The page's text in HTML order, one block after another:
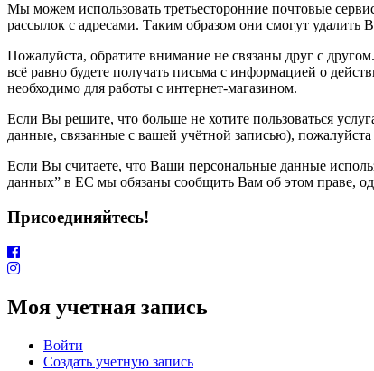
Мы можем использовать третьесторонние почтовые
рассылок с адресами. Таким образом они смогут удалить
Пожалуйста, обратите внимание не связаны друг с
всё равно будете получать письма с информацией о
необходимо для работы с интернет-магазином.
Если Вы решите, что больше не хотите пользоваться
данные, связанные с вашей учётной записью),
Если Вы считаете, что Ваши персональные данные
данных” в ЕС мы обязаны сообщить Вам об этом праве,
Присоединяйтесь!
Моя учетная запись
Войти
Создать учетную запись